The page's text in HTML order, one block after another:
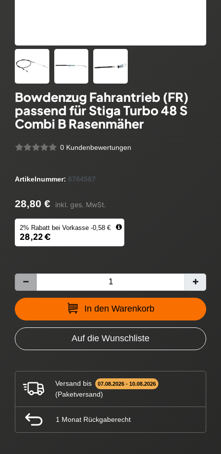
Bowdenzug Fahrantrieb (FR)
passend für Stiga Turbo 48 S
Combi B Rasenmäher
0 Kundenbewertungen
Artikelnummer: 6764587
28,80 € inkl. ges. MwSt.
2% Rabatt bei Vorkasse -0,58 €
28,22 €
In den Warenkorb
Auf die Wunschliste
Versand bis 07.08.2026 - 10.08.2026
(Paketversand)
1 Monat Rückgaberecht